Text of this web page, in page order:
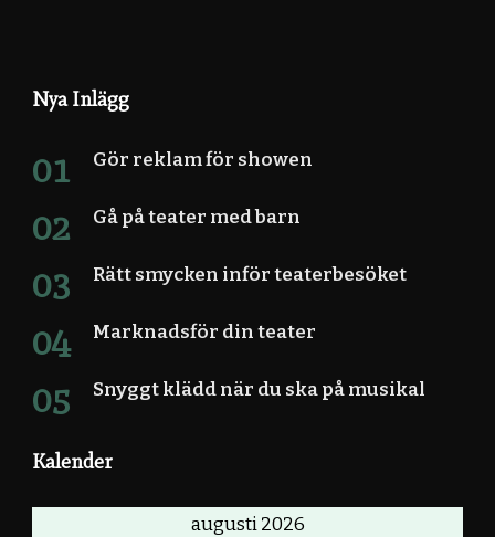
Nya Inlägg
Gör reklam för showen
Gå på teater med barn
Rätt smycken inför teaterbesöket
Marknadsför din teater
Snyggt klädd när du ska på musikal
Kalender
augusti 2026